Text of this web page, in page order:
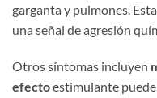
garganta y pulmones. Esta
una señal de agresión
Otros síntomas incluyen
efectoestimulante